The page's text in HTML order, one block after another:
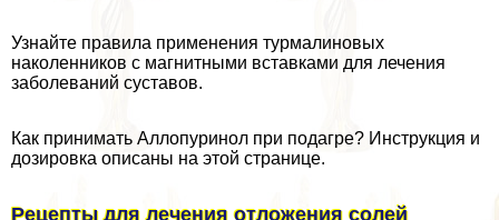
Узнайте правила применения турмалиновых
наколенников с магнитными вставками для лечения
заболеваний суставов.
Как принимать Аллопуринол при подагре? Инструкция и
дозировка описаны на этой странице.
Рецепты для лечения отложения солей